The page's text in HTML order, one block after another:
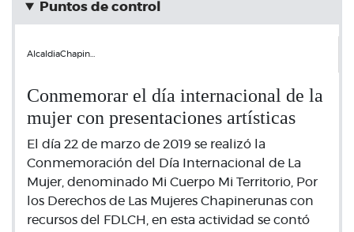
Puntos de control
AlcaldiaChapin…
Conmemorar el día internacional de la
mujer con presentaciones artísticas
El día 22 de marzo de 2019 se realizó la
Conmemoración del Día Internacional de La
Mujer, denominado Mi Cuerpo Mi Territorio, Por
los Derechos de Las Mujeres Chapinerunas con
recursos del FDLCH, en esta actividad se contó